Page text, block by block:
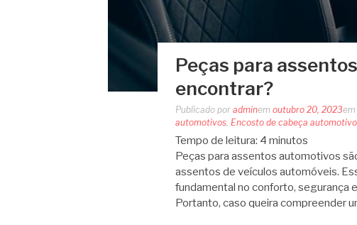
Peças para
encontrar?
Publicado por adminem outubro 20, 2023em
automotivos, Encosto de cabeça automotivo
Tempo de leitura: 4 minutos
Peças para assentos automotivos
assentos de veículos automóveis.
fundamental no conforto, segurança
Portanto, caso queira compreender